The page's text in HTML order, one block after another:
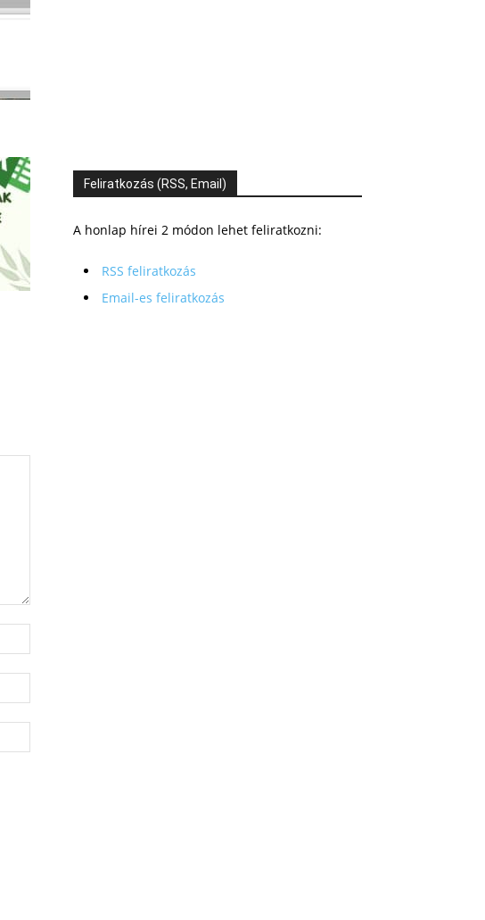
Feliratkozás (RSS, Email)
A honlap hírei 2 módon lehet feliratkozni:
RSS feliratkozás
Email-es feliratkozás